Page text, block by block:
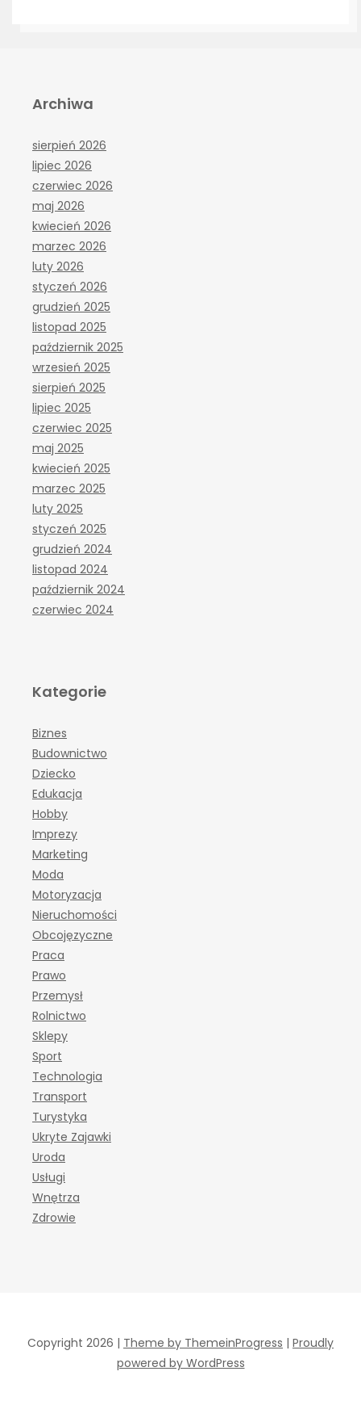
Archiwa
sierpień 2026
lipiec 2026
czerwiec 2026
maj 2026
kwiecień 2026
marzec 2026
luty 2026
styczeń 2026
grudzień 2025
listopad 2025
październik 2025
wrzesień 2025
sierpień 2025
lipiec 2025
czerwiec 2025
maj 2025
kwiecień 2025
marzec 2025
luty 2025
styczeń 2025
grudzień 2024
listopad 2024
październik 2024
czerwiec 2024
Kategorie
Biznes
Budownictwo
Dziecko
Edukacja
Hobby
Imprezy
Marketing
Moda
Motoryzacja
Nieruchomości
Obcojęzyczne
Praca
Prawo
Przemysł
Rolnictwo
Sklepy
Sport
Technologia
Transport
Turystyka
Ukryte Zajawki
Uroda
Usługi
Wnętrza
Zdrowie
Copyright 2026 | Theme by ThemeinProgress | Proudly
powered by WordPress